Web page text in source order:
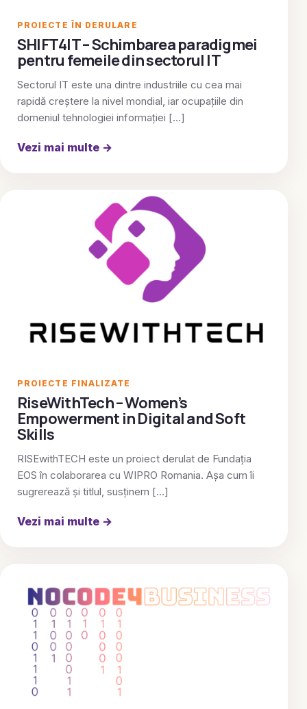
PROIECTE ÎN DERULARE
SHIFT4IT – Schimbarea paradigmei
pentru femeile din sectorul IT
Sectorul IT este una dintre industriile cu cea mai
rapidă creștere la nivel mondial, iar ocupațiile din
domeniul tehnologiei informației […]
Vezi mai multe →
PROIECTE FINALIZATE
RiseWithTech – Women’s
Empowerment in Digital and Soft
Skills
RISEwithTECH este un proiect derulat de Fundația
EOS în colaborarea cu WIPRO Romania. Așa cum îi
sugrerează și titlul, susținem […]
Vezi mai multe →